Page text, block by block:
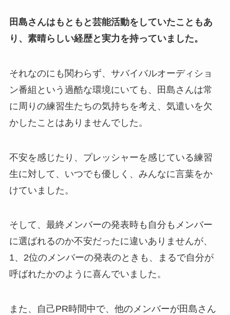
田島さんはもともと芸能活動をしていたこともあ
り、素晴らしい経歴と実力を持っていました。
それなのにも関わらず、サバイバルオーディショ
ン番組という過酷な環境にいても、田島さんは常
に周りの練習生たちの気持ちを考え、気遣いを欠
かしたことはありませんでした。
不安を感じたり、プレッシャーを感じている練習
生に対して、いつでも優しく、みんなに言葉をか
けていました。
そして、最終メンバーの発表時も自分もメンバー
に選ばれるのか不安だったに違いありませんが、
1、2位のメンバーの発表のときも、まるで自分が
呼ばれたかのように喜んでいました。
また、自己PR時間中で、他のメンバーが田島さん